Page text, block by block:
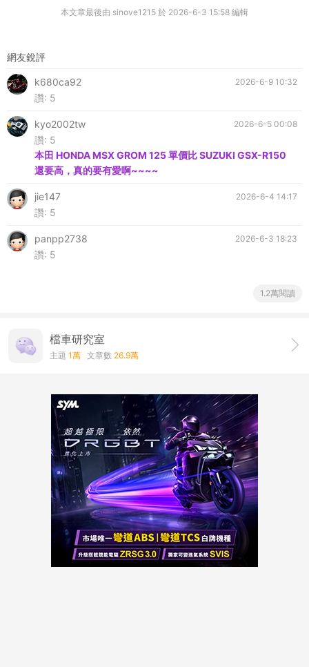
本文章最後由 sinove1215 於 2026-6-3 15:58 編輯
網友銳評
2026-6-9 10:32
k680ca92
讚: 5
2026-6-5 00:08
kyo2002tw
讚: 5
本田 HONDA MSX GROM 125 單價比 SUZUKI GSX-R150
還要高，真的要有愛啊~~~~
2026-6-4 14:17
jie147
讚: 5
2026-6-3 18:23
panpp2738
讚: 5
1.2萬閱讀
檔車研究室
主題 1萬 文章數 26.9萬